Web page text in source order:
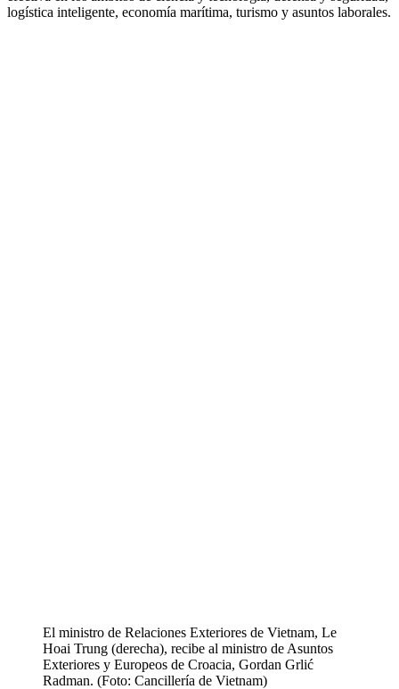
logística inteligente, economía marítima, turismo y asuntos laborales.
El ministro de Relaciones Exteriores de Vietnam, Le
Hoai Trung (derecha), recibe al ministro de Asuntos
Exteriores y Europeos de Croacia, Gordan Grlić
Radman. (Foto: Cancillería de Vietnam)